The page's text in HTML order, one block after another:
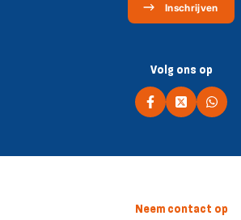
Inschrijven
Volg ons op
Neem contact op